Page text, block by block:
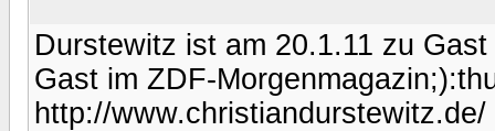
Durstewitz ist am 20.1.11 zu
Gast im ZDF-
http://www.christiandurstewitz.de/